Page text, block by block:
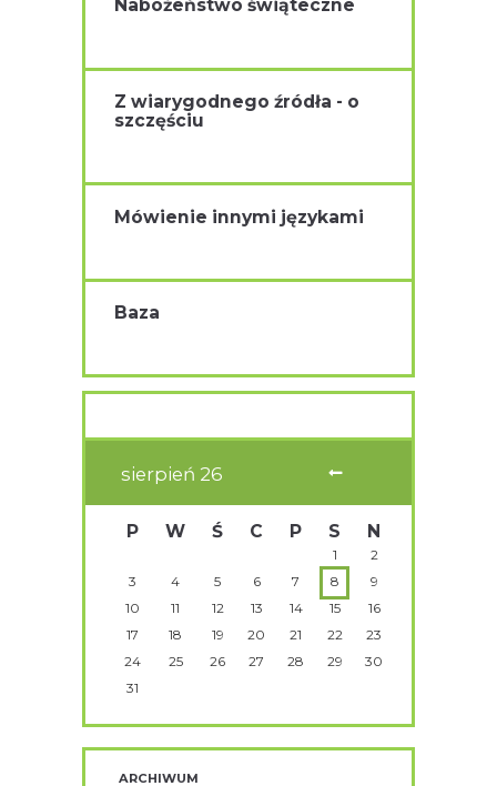
Nabożeństwo świąteczne
Z wiarygodnego źródła - o
szczęściu
Mówienie innymi językami
Baza
sierpień 26
P W Ś C P S N
1
2
3
4 5 6 7 8
9
10
11 12 13 14 15
16
17
18 19 20 21 22
23
24
25 26 27 28 29
30
31
ARCHIWUM